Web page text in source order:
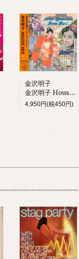
金沢明子
金沢明子 House Mix I (LP)
4,950円(税450円)